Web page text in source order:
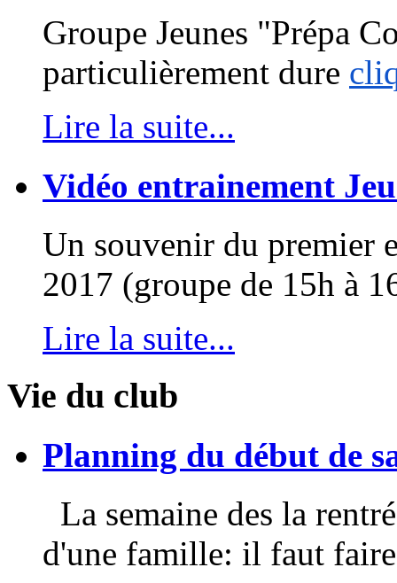
Groupe Jeunes "Prépa
particulièrement dure
Lire la suite...
Vidéo entrainement
Un souvenir du premier
2017 (groupe de 15h à
Lire la suite...
Vie du club
Planning du début de
La semaine des la
d'une famille: il faut